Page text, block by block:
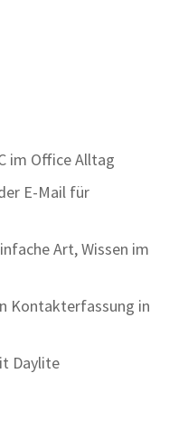
im Office Alltag
E-Mail für
Art, Wissen im
Kontakterfassung in
Daylite